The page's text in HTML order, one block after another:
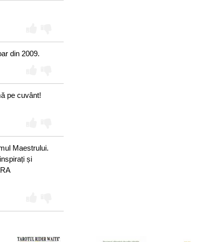
din 2009.
pe cuvânt!
Maestrului.
și